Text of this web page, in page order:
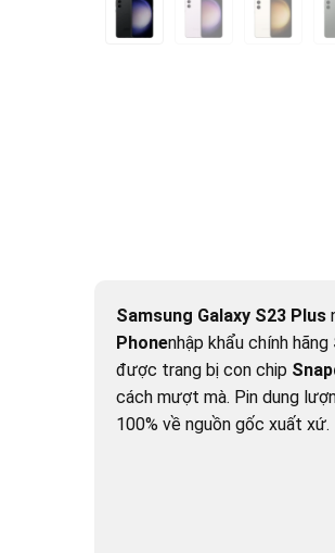
Samsung Galaxy S23 Plus
Phonenhập khẩu chính hãng
được trang bị con chip
cách mượt mà. Pin dung
100% về nguồn gốc xuất xứ.